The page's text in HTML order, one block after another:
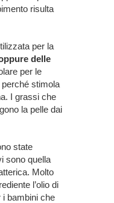
risulta
per la
delle
per le
stimola
I grassi che
la pelle dai
state
sono quella
Molto
l’olio di
i bambini che